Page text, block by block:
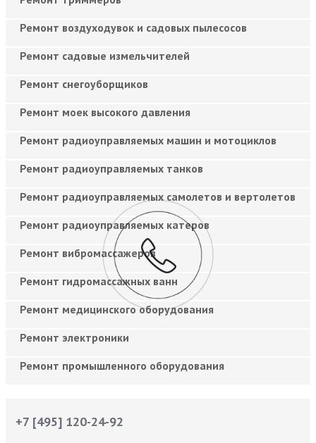
Ремонт воздуходувок и садовых пылесосов
Ремонт садовые измельчителей
Ремонт снегоуборщиков
Ремонт моек высокого давления
Ремонт радиоуправляемых машин и мотоциклов
Ремонт радиоуправляемых танков
Ремонт радиоуправляемых самолетов и вертолетов
Ремонт радиоуправляемых катеров
Ремонт вибромассажеров
Ремонт гидромассажных ванн
Ремонт медицинского оборудования
Ремонт электроники
Ремонт промышленного оборудования
+7 [495] 120-24-92